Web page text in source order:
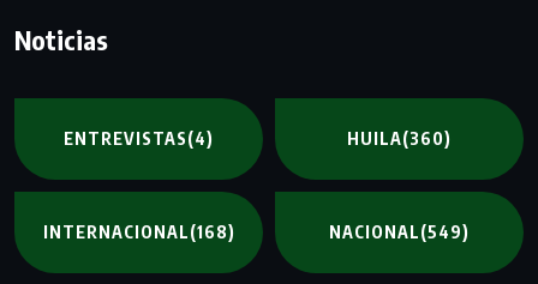
Noticias
ENTREVISTAS(4) HUILA(360)
INTERNACIONAL(168) NACIONAL(549)